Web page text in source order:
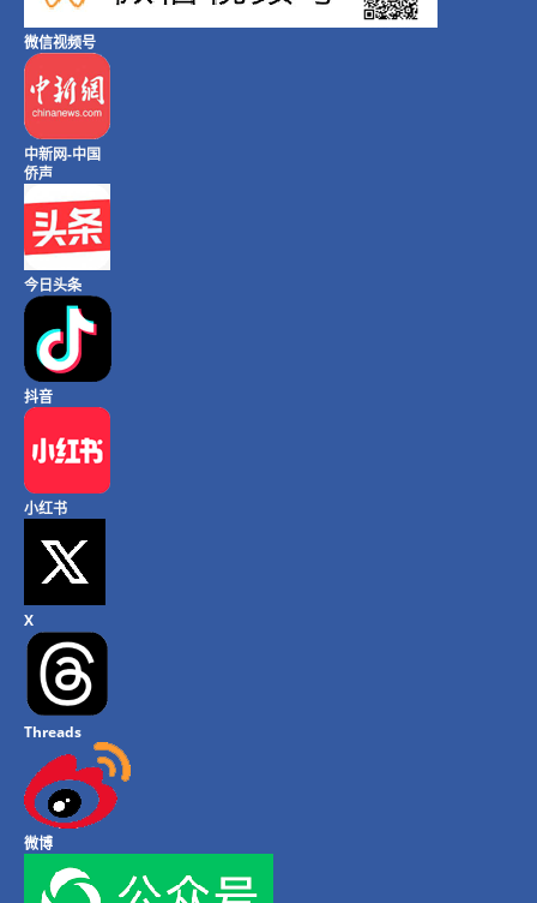
微信视频号
中新网-中国
侨声
今日头条
抖音
小红书
X
Threads
微博